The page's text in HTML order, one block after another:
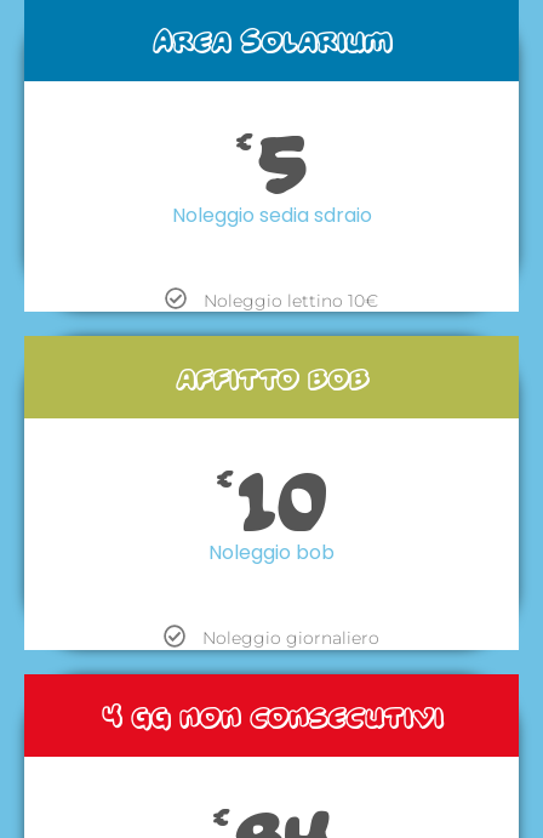
Area Solarium
€5
Noleggio sedia sdraio
Noleggio lettino 10€
affitto bob
€10
Noleggio bob
Noleggio giornaliero
4 gg non consecutivi
€